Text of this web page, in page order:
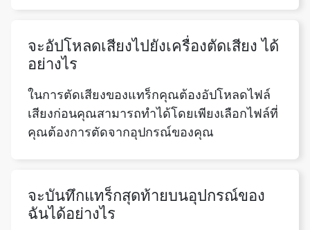
ในการตัดเสียงของแทร็กคุณต้องอัปโหลดไฟล์
เสียงก่อนคุณสามารถทำได้โดยเพียงเลือกไฟล์ที่
คุณต้องการตัดจากอุปกรณ์ของคุณ
จะบันทึกแทร็กสุดท้ายบนอุปกรณ์ของ
ของคุณนั้นง่ายมากหลังจากเลือกส่วนของเพลง
สำหรับตัดตามความต้องการของคุณสิ่งที่คุณ